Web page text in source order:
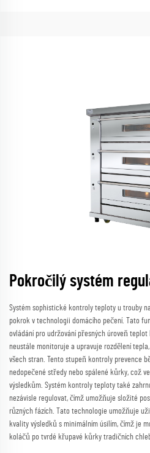
Pokročilý systém
Systém sophistické kontroly teploty u trouby
pokrok v technologii domácího pečení. Tato
ovládání pro udržování přesných úroveň
neustále monitoruje a upravuje rozdělení
všech stran. Tento stupeň kontroly prevence
nedopečené středy nebo spálené kůrky, což
výsledkům. Systém kontroly teploty také
nezávisle regulovat, čímž umožňuje složité
různých fázích. Tato technologie umožňuje
kvality výsledků s minimálním úsilím, čímž je
koláčů po tvrdé křupavé kůrky tradičních